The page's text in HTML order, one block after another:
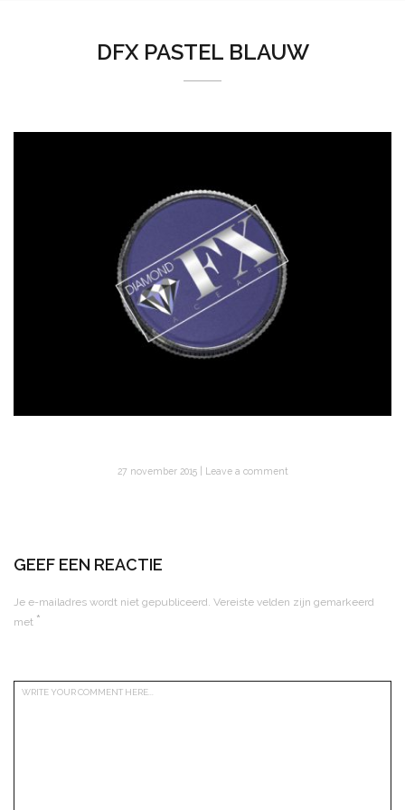
DFX PASTEL BLAUW
27 november 2015 Leave a comment
GEEF EEN REACTIE
Je e-mailadres wordt niet gepubliceerd. Vereiste velden zijn gemarkeerd
met *